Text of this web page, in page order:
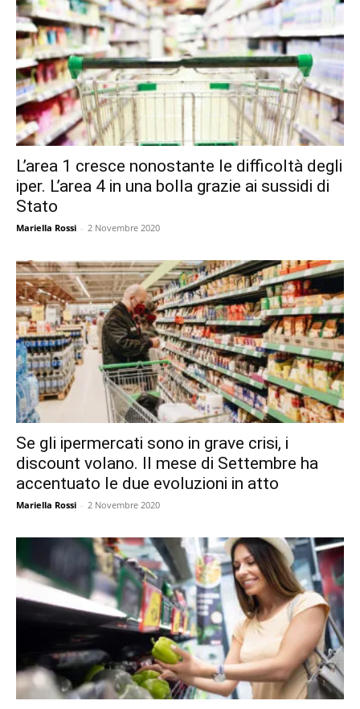
L’area 1 cresce nonostante le difficoltà degli
iper. L’area 4 in una bolla grazie ai sussidi di
Stato
Mariella Rossi - 2 Novembre 2020
Se gli ipermercati sono in grave crisi, i
discount volano. Il mese di Settembre ha
accentuato le due evoluzioni in atto
Mariella Rossi - 2 Novembre 2020